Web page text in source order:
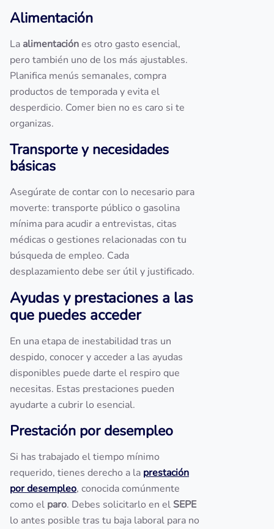
Alimentación
La alimentaciónes otro gasto esencial,
pero también uno de los más ajustables.
Planifica menús semanales, compra
productos de temporada y evita el
desperdicio. Comer bien no es caro si te
organizas.
Transporte y necesidades
básicas
Asegúrate de contar con lo necesario para
moverte: transporte público o gasolina
mínima para acudir a entrevistas, citas
médicas o gestiones relacionadas con tu
búsqueda de empleo. Cada
desplazamiento debe ser útil y justificado.
Ayudas y prestaciones a las
que puedes acceder
En una etapa de inestabilidad tras un
despido, conocer y acceder a las ayudas
disponibles puede darte el respiro que
necesitas. Estas prestaciones pueden
ayudarte a cubrir lo esencial.
Prestación por desempleo
Si has trabajado el tiempo mínimo
requerido, tienes derecho a la prestación
por desempleo, conocida comúnmente
como el paro. Debes solicitarlo en el SEPE
lo antes posible tras tu baja laboral para no